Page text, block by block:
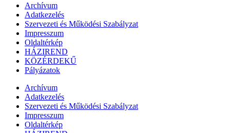
Archívum
Adatkezelés
Szervezeti és Működési Szabályzat
Impresszum
Oldaltérkép
HÁZIREND
KÖZÉRDEKŰ
Pályázatok
Archívum
Adatkezelés
Szervezeti és Működési Szabályzat
Impresszum
Oldaltérkép